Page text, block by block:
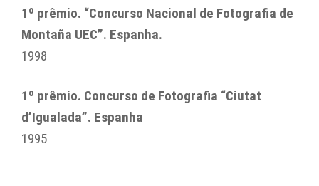
1º prêmio. “Concurso Nacional de Fotografia de
Montaña UEC”. Espanha.
1998
1º prêmio. Concurso de Fotografia “Ciutat
d’Igualada”. Espanha
1995